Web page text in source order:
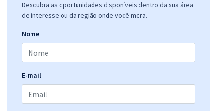
Descubra as oportunidades disponíveis dentro da sua área
de interesse ou da região onde você mora.
Nome
E-mail